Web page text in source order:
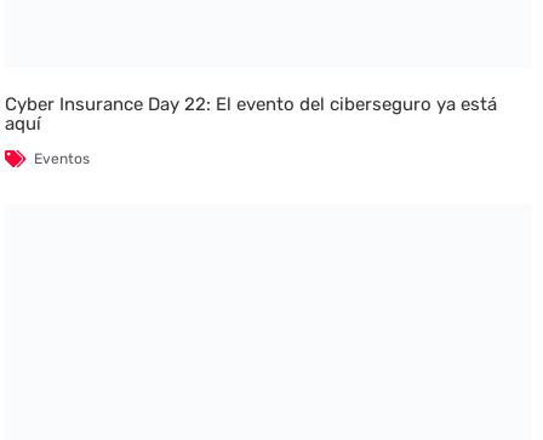
Cyber Insurance Day 22: El evento del ciberseguro ya está
aquí
Eventos